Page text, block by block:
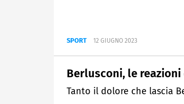
SPORT 12 GIUGNO 2023
Berlusconi, le
Tanto il dolore che lascia